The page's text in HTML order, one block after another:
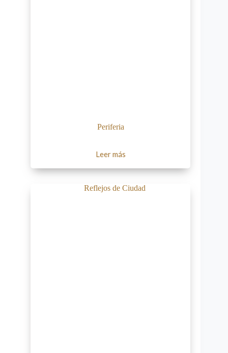
Periferia
Leer más